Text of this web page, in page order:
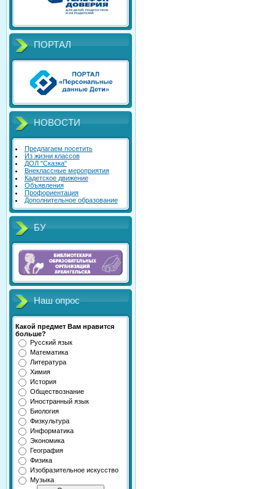
ПОРТАЛ
НОВОСТИ
Предлагаем посетить
Из жизни классов
ДОЛ "Сказка"
Внеклассные мероприятия
Кадетское движение
Объявления
Профориентация
Дополнительное образование
БУ
Наш опрос
Какой предмет Вам нравится
больше?
Русский язык
Математика
Литература
Химия
История
Обществознание
Иностранный язык
Биология
Физкультура
Информатика
Экономика
География
Физика
Изобразительное искусство
Музыка